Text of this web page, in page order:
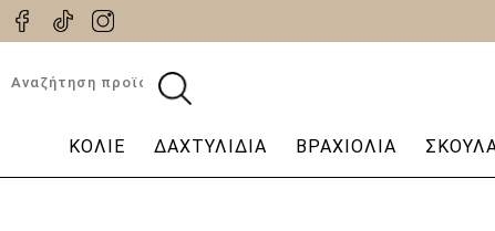
Αναζήτηση
ΚΟΛΙΈ ΔΑΧΤΥΛΊΔΙΑ ΒΡΑΧΙΌΛΙΑ